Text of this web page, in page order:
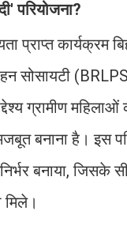
परियोजना?
प्राप्त कार्यक्रम
सोसायटी
ग्रामीण
बनाना है। इस
बनाया, जिसके